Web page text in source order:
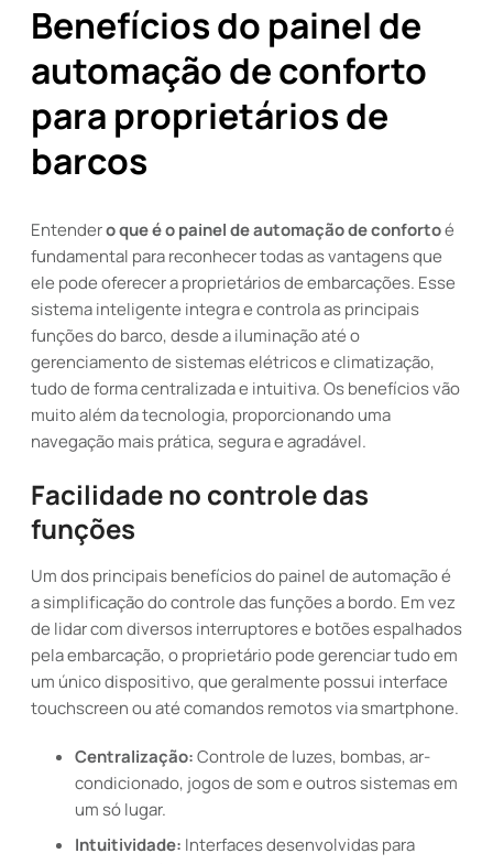
Benefícios do painel de
automação de conforto
para proprietários de
barcos
Entendero que é o painel de automação de confortoé
fundamental para reconhecer todas as vantagens que
ele pode oferecer a proprietários de embarcações. Esse
sistema inteligente integra e controla as principais
funções do barco, desde a iluminação até o
gerenciamento de sistemas elétricos e climatização,
tudo de forma centralizada e intuitiva. Os benefícios vão
muito além da tecnologia, proporcionando uma
navegação mais prática, segura e agradável.
Facilidade no controle das
funções
Um dos principais benefícios do painel de automação é
a simplificação do controle das funções a bordo. Em vez
de lidar com diversos interruptores e botões espalhados
pela embarcação, o proprietário pode gerenciar tudo em
um único dispositivo, que geralmente possui interface
touchscreen ou até comandos remotos via smartphone.
Centralização:Controle de luzes, bombas, ar-
condicionado, jogos de som e outros sistemas em
um só lugar.
Intuitividade: Interfaces desenvolvidas para